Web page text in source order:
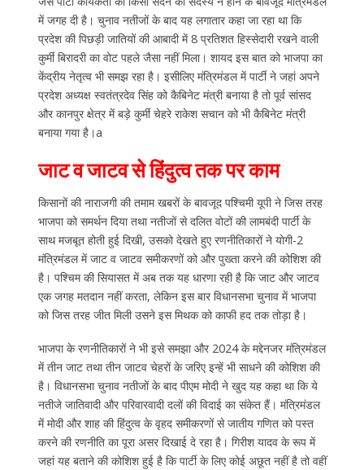
में जगह दी है। चुनाव नतीजों के बाद यह लगातार कहा जा रहा था कि
प्रदेश की पिछड़ी जातियों की आबादी में 8 प्रतिशत हिस्सेदारी रखने वाली
कुर्मी बिरादरी का वोट पहले जैसा नहीं मिला। शायद इस बात को भाजपा का
केंद्रीय नेतृत्व भी समझ रहा है। इसीलिए मंत्रिमंडल में पार्टी ने जहां अपने
प्रदेश अध्यक्ष स्वतंत्रदेव सिंह को कैबिनेट मंत्री बनाया है तो पूर्व सांसद
और कानपुर क्षेत्र में बड़े कुर्मी चेहरे राकेश सचान को भी कैबिनेट मंत्री
बनाया गया है।a
जाट व जाटव से हिंदुत्व तक पर काम
किसानों की नाराजगी की तमाम खबरों के बावजूद पश्चिमी यूपी ने जिस तरह
भाजपा को समर्थन दिया तथा नतीजों से दलित वोटों की लामबंदी पार्टी के
साथ मजबूत होती हुई दिखी, उसको देखते हुए रणनीतिकारों ने योगी-2
मंत्रिमंडल में जाट व जाटव समीकरणों को और पुख्ता करने की कोशिश की
है। पश्चिम की सियासत में अब तक यह धारणा रही है कि जाट और जाटव
एक जगह मतदान नहीं करता, लेकिन इस बार विधानसभा चुनाव में भाजपा
को जिस तरह जीत मिली उसने इस मिथक को काफी हद तक तोड़ा है।
भाजपा के रणनीतिकारों ने भी इसे समझा और 2024 के मद्देनजर मंत्रिमंडल
में तीन जाट तथा तीन जाटव चेहरों के जरिए इन्हें भी साधने की कोशिश की
है। विधानसभा चुनाव नतीजों के बाद पीएम मोदी ने खुद यह कहा था कि ये
नतीजे जातिवादी और परिवारवादी दलों की विदाई का संकेत हैं। मंत्रिमंडल
में मोदी और शाह की हिंदुत्व के वृहद समीकरणों से जातीय गणित को पस्त
करने की रणनीति का पूरा असर दिखाई दे रहा है। गिरीश यादव के रूप में
जहां यह बताने की कोशिश हुई है कि पार्टी के लिए कोई अछूत नहीं है तो वहीं